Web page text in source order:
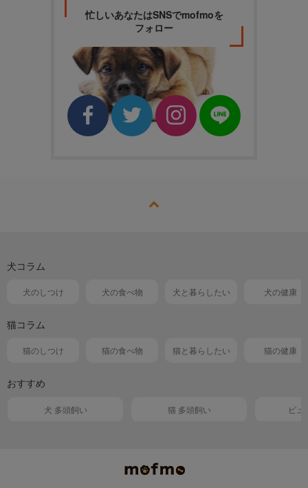
忙しいあなたはSNSでmofmoを
フォロー
犬コラム
犬のしつけ 犬の食べ物 犬と暮らしたい 犬の健康
猫コラム
猫のしつけ 猫の食べ物 猫と暮らしたい 猫の健康
おすすめ
犬 多頭飼い 猫 多頭飼い ピュ